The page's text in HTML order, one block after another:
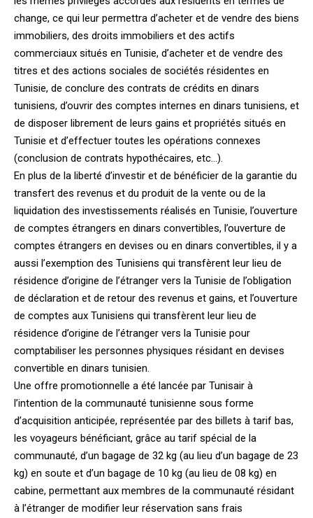
change, ce qui leur permettra d’acheter et de vendre des biens
immobiliers, des droits immobiliers et des actifs
commerciaux situés en Tunisie, d’acheter et de vendre des
titres et des actions sociales de sociétés résidentes en
Tunisie, de conclure des contrats de crédits en dinars
tunisiens, d’ouvrir des comptes internes en dinars tunisiens, et
de disposer librement de leurs gains et propriétés situés en
Tunisie et d’effectuer toutes les opérations connexes
(conclusion de contrats hypothécaires, etc…).
En plus de la liberté d’investir et de bénéficier de la garantie du
transfert des revenus et du produit de la vente ou de la
liquidation des investissements réalisés en Tunisie, l’ouverture
de comptes étrangers en dinars convertibles, l’ouverture de
comptes étrangers en devises ou en dinars convertibles, il y a
aussi l’exemption des Tunisiens qui transfèrent leur lieu de
résidence d’origine de l’étranger vers la Tunisie de l’obligation
de déclaration et de retour des revenus et gains, et l’ouverture
de comptes aux Tunisiens qui transfèrent leur lieu de
résidence d’origine de l’étranger vers la Tunisie pour
comptabiliser les personnes physiques résidant en devises
convertible en dinars tunisien.
Une offre promotionnelle a été lancée par Tunisair à
l’intention de la communauté tunisienne sous forme
d’acquisition anticipée, représentée par des billets à tarif bas,
les voyageurs bénéficiant, grâce au tarif spécial de la
communauté, d’un bagage de 32 kg (au lieu d’un bagage de 23
kg) en soute et d’un bagage de 10 kg (au lieu de 08 kg) en
cabine, permettant aux membres de la communauté résidant
à l’étranger de modifier leur réservation sans frais